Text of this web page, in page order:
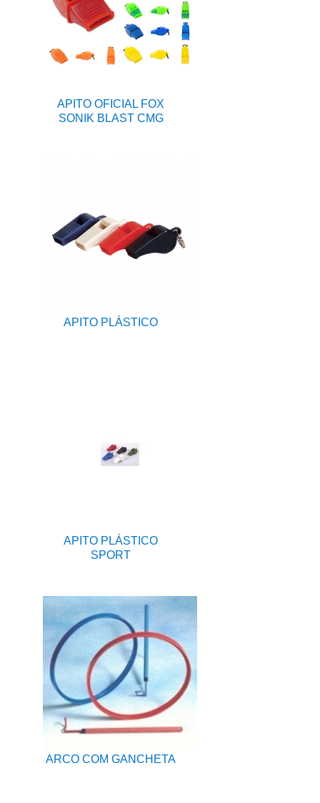
APITO OFICIAL FOX
SONIK BLAST CMG
APITO PLÁSTICO
APITO PLÁSTICO
SPORT
ARCO COM GANCHETA